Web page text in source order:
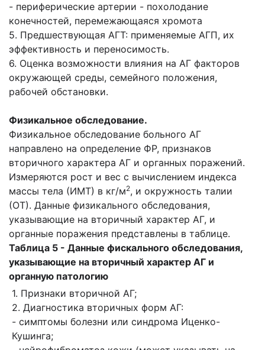
- периферические артерии - похолодание
конечностей, перемежающаяся хромота
5. Предшествующая АГТ: применяемые АГП, их
эффективность и переносимость.
6. Оценка возможности влияния на АГ факторов
окружающей среды, семейного положения,
рабочей обстановки.
Физикальное обследование.
Физикальное обследование больного АГ
направлено на определение ФР, признаков
вторичного характера АГ и органных поражений.
Измеряются рост и вес с вычислением индекса
массы тела (ИМТ) в кг/м2, и окружность талии
(ОТ). Данные физикального обследования,
указывающие на вторичный характер АГ, и
органные поражения представлены в таблице.
Таблица 5 - Данные фискального обследования,
указывающие на вторичный характер АГ и
органную патологию
1. Признаки вторичной АГ;
2. Диагностика вторичных форм АГ:
- симптомы болезни или синдрома Иценко-
Кушинга;